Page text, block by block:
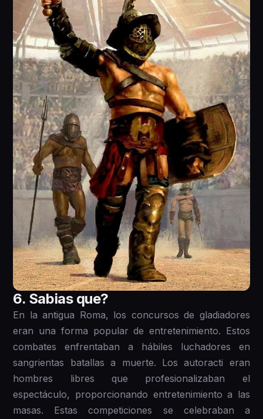
6 . Sabias que?
En la antigua Roma, los concursos de gladiadores
eran una forma popular de entretenimiento. Estos
combates enfrentaban a hábiles luchadores en
sangrientas batallas a muerte. Los autoracti eran
hombres libres que profesionalizaban el
espectáculo, proporcionando entretenimiento a las
masas. Estas competiciones se celebraban a